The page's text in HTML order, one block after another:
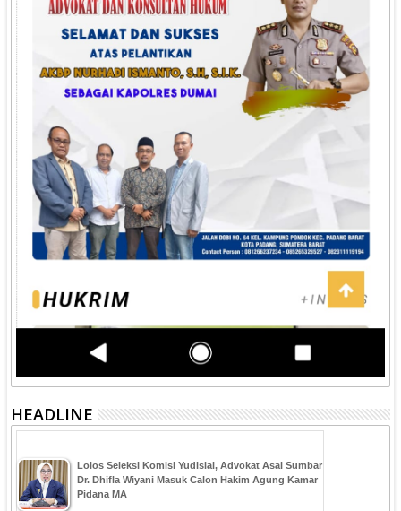
HEADLINE
‎Lolos Seleksi Komisi Yudisial, Advokat Asal Sumbar
Dr. Dhifla Wiyani Masuk Calon Hakim Agung Kamar
Pidana MA